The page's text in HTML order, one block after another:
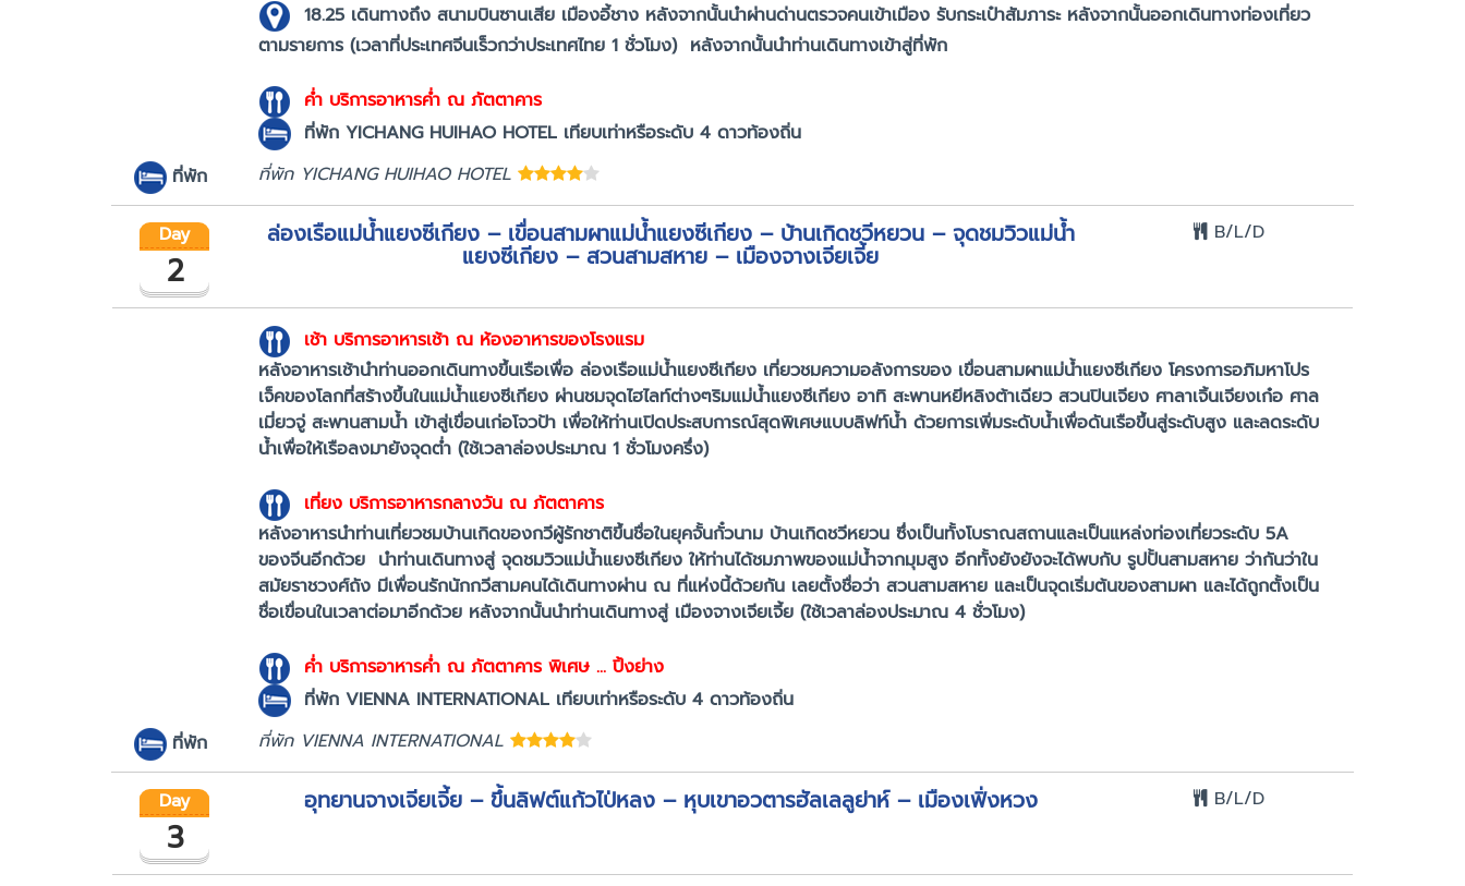
18.25 เดินทางถึง สนามบินซานเสีย เมืองอี้ชาง หลังจากนั้นนำผ่านด่านตรวจคนเข้าเมือง รับกระเป๋าสัมภาระ หลังจากนั้นออกเดินทางท่องเที่ยว
ตามรายการ (เวลาที่ประเทศจีนเร็วกว่าประเทศไทย 1 ชั่วโมง) หลังจากนั้นนำท่านเดินทางเข้าสู่ที่พัก
ค่ำ บริการอาหารค่ำ ณ ภัตตาคาร
ที่พัก YICHANG HUIHAO HOTEL เทียบเท่าหรือระดับ 4 ดาวท้องถิ่น
ที่พัก
ที่พัก YICHANG HUIHAO HOTEL
Day
2
ล่องเรือแม่น้ำแยงซีเกียง – เขื่อนสามผาแม่น้ำแยงซีเกียง – บ้านเกิดชวีหยวน – จุดชมวิวแม่น้ำ
แยงซีเกียง – สวนสามสหาย – เมืองจางเจียเจี้ย
B/L/D
เช้า บริการอาหารเช้า ณ ห้องอาหารของโรงแรม
หลังอาหารเช้านำท่านออกเดินทางขึ้นเรือเพื่อ ล่องเรือแม่น้ำแยงซีเกียง เที่ยวชมความอลังการของ เขื่อนสามผาแม่น้ำแยงซีเกียง โครงการอภิมหาโปร
เจ็คของโลกที่สร้างขึ้นในแม่น้ำแยงซีเกียง ผ่านชมจุดไฮไลท์ต่างๆริมแม่น้ำแยงซีเกียง อาทิ สะพานหยีหลิงต้าเฉียว สวนปินเจียง ศาลาเจิ้นเจียงเก๋อ ศาล
เมี่ยวจู่ สะพานสามน้ำ เข้าสู่เขื่อนเก่อโจวป้า เพื่อให้ท่านเปิดประสบการณ์สุดพิเศษแบบลิฟท์น้ำ ด้วยการเพิ่มระดับน้ำเพื่อดันเรือขึ้นสู่ระดับสูง และลดระดับ
น้ำเพื่อให้เรือลงมายังจุดต่ำ (ใช้เวลาล่องประมาณ 1 ชั่วโมงครึ่ง)
เที่ยง บริการอาหารกลางวัน ณ ภัตตาคาร
หลังอาหารนำท่านเที่ยวชมบ้านเกิดของกวีผู้รักชาติขึ้นชื่อในยุคจั้นกั๋วนาม บ้านเกิดชวีหยวน ซึ่งเป็นทั้งโบราณสถานและเป็นแหล่งท่องเที่ยวระดับ 5A
ของจีนอีกด้วย นำท่านเดินทางสู่ จุดชมวิวแม่น้ำแยงซีเกียง ให้ท่านได้ชมภาพของแม่น้ำจากมุมสูง อีกทั้งยังยังจะได้พบกับ รูปปั้นสามสหาย ว่ากันว่าใน
สมัยราชวงศ์ถัง มีเพื่อนรักนักกวีสามคนได้เดินทางผ่าน ณ ที่แห่งนี้ด้วยกัน เลยตั้งชื่อว่า สวนสามสหาย และเป็นจุดเริ่มต้นของสามผา และได้ถูกตั้งเป็น
ชื่อเขื่อนในเวลาต่อมาอีกด้วย หลังจากนั้นนำท่านเดินทางสู่ เมืองจางเจียเจี้ย (ใช้เวลาล่องประมาณ 4 ชั่วโมง)
ค่ำ บริการอาหารค่ำ ณ ภัตตาคาร พิเศษ ... ปิ้งย่าง
ที่พัก VIENNA INTERNATIONAL เทียบเท่าหรือระดับ 4 ดาวท้องถิ่น
ที่พัก
ที่พัก VIENNA INTERNATIONAL
Day
3
อุทยานจางเจียเจี้ย – ขึ้นลิฟต์แก้วไป่หลง – หุบเขาอวตารฮัลเลลูย่าห์ – เมืองเฟิ่งหวง B/L/D